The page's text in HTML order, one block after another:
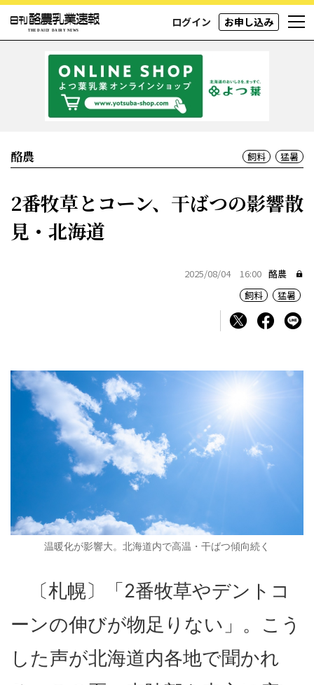
ログイン お申し込み
酪農 飼料 猛暑
2番牧草とコーン、干ばつの影響散
見・北海道
2025/08/04 16:00 酪農
飼料
猛暑
温暖化が影響大。北海道内で高温・干ばつ傾向続く
〔札幌〕「2番牧草やデントコ
ーンの伸びが物足りない」。こう
した声が北海道内各地で聞かれ